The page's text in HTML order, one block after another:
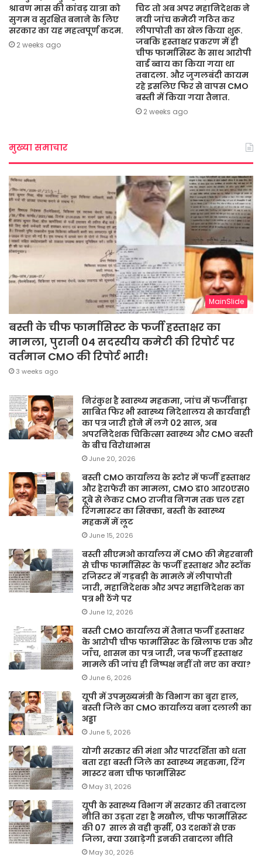
श्रावण मास की कांवड़ यात्रा को
सुगम व सुरक्षित बनाने के लिए
सरकार का यह महत्वपूर्ण कदम.
2 weeks ago
चिट तो अब अपर महानिदेशक ने
नयी जांच कमेटी गठित कर
लीपापोती का खेल किया शुरू.
जबकि हस्ताक्षर प्रकरण में ही
चीफ फार्मासिस्ट के साथ आरोपी
वार्ड ब्वाय का किया गया था
तबादला. और जुगलबंदी कायम
रहे इसलिए फिर से वापस CMO
बस्ती में किया गया तैनात.
2 weeks ago
मुख्या समाचार
MainSlide
बस्ती के चीफ फार्मासिस्ट के फर्जी हस्ताक्षर का
मामला, पुरानी 04 सदस्यीय कमेटी की रिपोर्ट पर
वर्तमान CMO की रिपोर्ट भारी!
3 weeks ago
निरंकुश है स्वास्थ्य महकमा, जांच में फर्जीवाड़ा
साबित फिर भी स्वास्थ्य निदेशालय से कार्यवाही
का पत्र जारी होने में लगे 02 साल, अब
अपरनिदेशक चिकित्सा स्वास्थ्य और CMO बस्ती
के बीच विरोधाभास
June 20, 2026
बस्ती CMO कार्यालय के स्टोर में फर्जी हस्ताक्षर
और हेराफेरी का मामला, CMO डा० आर०एस०
दूबे से लेकर CMO राजीव निगम तक चल रहा
रिंगमास्टर का सिक्का, बस्ती के स्वास्थ्य
महकमें में लूट
June 15, 2026
बस्ती सीएमओ कार्यालय में CMO की मेहरबानी
से चीफ फार्मासिस्ट के फर्जी हस्ताक्षर और स्टॉक
रजिस्टर में गड़बड़ी के मामले में लीपापोती
जारी, महानिदेशक और अपर महानिदेशक का
पत्र भी ठेंगे पर
June 12, 2026
बस्ती CMO कार्यालय में तैनात फर्जी हस्ताक्षर
के आरोपी चीफ फार्मासिस्ट के खिलाफ एक और
जाँच, शासन का पत्र जारी, जब फर्जी हस्ताक्षर
मामले की जांच ही निष्पक्ष नहीं तो नए का क्या?
June 6, 2026
यूपी में उपमुख्यमंत्री के विभाग का बुरा हाल,
बस्ती जिले का CMO कार्यालय बना दलाली का
अड्डा
June 5, 2026
योगी सरकार की मंशा और पारदर्शिता को धता
बता रहा बस्ती जिले का स्वास्थ्य महकमा, रिंग
मास्टर बना चीफ फार्मासिस्ट
May 31, 2026
यूपी के स्वास्थ्य विभाग में सरकार की तबादला
नीति का उड़ता रहा है मखौल, चीफ फार्मासिस्ट
की 07 साल से वही कुर्सी, 03 दशकों से एक
जिला, क्या उखाड़ेगी इनकी तबादला नीति
May 30, 2026